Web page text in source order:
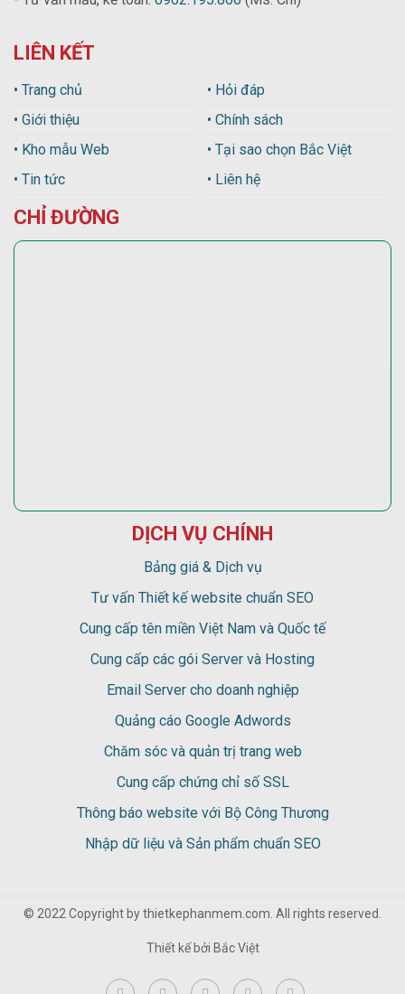
LIÊN KẾT
• Trang chủ
• Giới thiệu
• Kho mẫu Web
• Tin tức
• Hỏi đáp
• Chính sách
• Tại sao chọn Bắc Việt
• Liên hệ
CHỈ ĐƯỜNG
DỊCH VỤ CHÍNH
Bảng giá & Dịch vụ
Tư vấn Thiết kế website chuẩn SEO
Cung cấp tên miền Việt Nam và Quốc tế
Cung cấp các gói Server và Hosting
Email Server cho doanh nghiệp
Quảng cáo Google Adwords
Chăm sóc và quản trị trang web
Cung cấp chứng chỉ số SSL
Thông báo website với Bộ Công Thương
Nhập dữ liệu và Sản phẩm chuẩn SEO
© 2022 Copyright by thietkephanmem.com. All rights reserved.
Thiết kế bởi Bắc Việt